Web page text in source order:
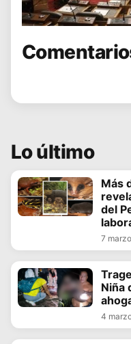
Lo último
Más
del
7
Niña
4